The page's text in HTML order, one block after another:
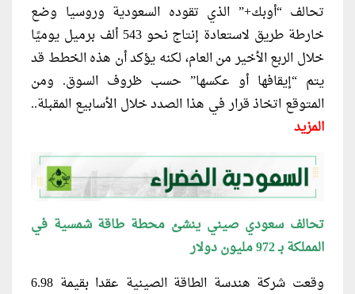
تحالف “أوبك+” الذي تقوده السعودية وروسيا وضع
خارطة طريق لاستعادة إنتاج نحو 543 ألف برميل يوميًا
خلال الربع الأخير من العام، لكنه يؤكد أن هذه الخطط قد
يتم “إيقافها أو عكسها” حسب ظروف السوق. ومن
المتوقع اتخاذ قرار في هذا الصدد خلال الأسابيع المقبلة..
المزيد
تحالف سعودي صيني ينشئ محطة طاقة شمسية في
المملكة بـ 972 مليون دولار
وقعت شركة هندسة الطاقة الصينية عقدا بقيمة 6.98